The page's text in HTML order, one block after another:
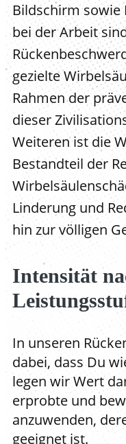
Bildschirm sowie
bei der Arbeit
gezielte
Rahmen der
dieser
Weiteren ist die
Bestandteil der
Linderung und
hin zur völligen
Intensität
In unseren
dabei, dass Du
legen wir Wert
erprobte und
anzuwenden,
geeignet ist.